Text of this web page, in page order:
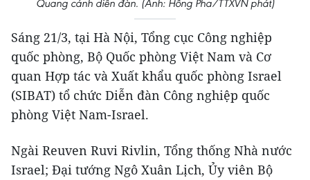
Quang cảnh diễn đàn. (Ảnh: Hồng Pha/TTXVN phát)
Sáng 21/3, tại Hà Nội, Tổng cục Công nghiệp
quốc phòng, Bộ Quốc phòng Việt Nam và Cơ
quan Hợp tác và Xuất khẩu quốc phòng Israel
(SIBAT) tổ chức Diễn đàn Công nghiệp quốc
phòng Việt Nam-Israel.
Ngài Reuven Ruvi Rivlin, Tổng thống Nhà nước
Israel; Đại tướng Ngô Xuân Lịch, Ủy viên Bộ